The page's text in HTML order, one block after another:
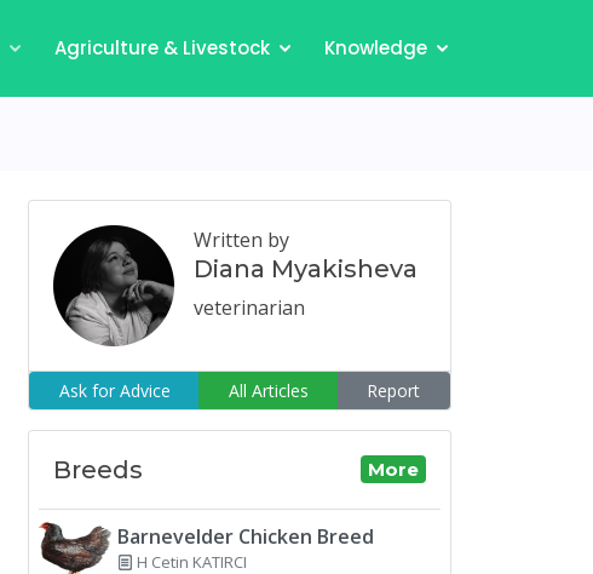
Agriculture & Livestock Knowledge
Written by
Diana Myakisheva
veterinarian
Ask for Advice All Articles Report
Breeds More
Barnevelder Chicken Breed
H Cetin KATIRCI